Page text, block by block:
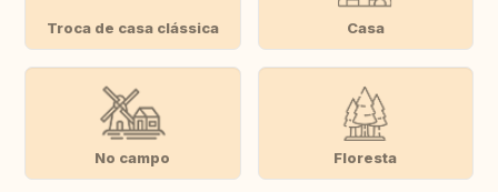
Troca de casa clássica Casa
No campo Floresta